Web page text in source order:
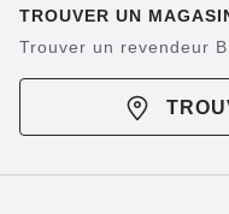
TROUVER UN
Trouver un revendeur